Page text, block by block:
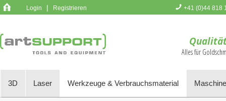
Login | Registrieren +41 (0)44 818
Alles für
3D Laser Werkzeuge & Verbrauchsmaterial